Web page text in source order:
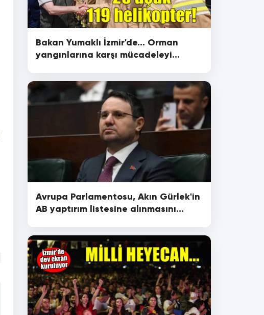
Bakan Yumaklı İzmir'de... Orman
yangınlarına karşı mücadeleyi
Avrupa Parlamentosu, Akın Gürlek'in
AB yaptırım listesine alınmasını